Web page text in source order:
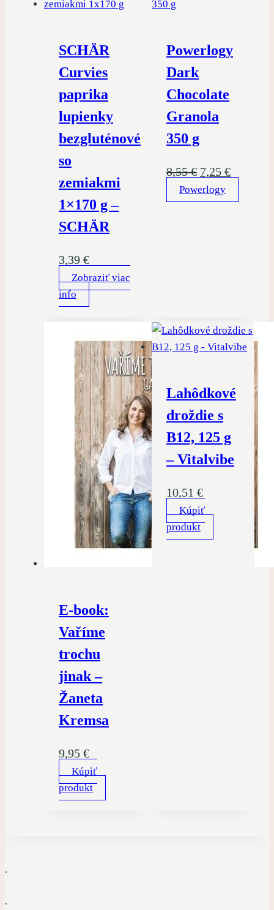
SCHÄR
Curvies
paprika
lupienky
bezgluténové
so
zemiakmi
1×170 g –
SCHÄR
3,39 €
Zobraziť viac
info
Powerlogy
Dark
Chocolate
Granola
350 g
8,55€ Pôvodná
cena
7,25 €
Powerlogy
E-book:
Vaříme
trochu
jinak –
Žaneta
Kremsa
9,95 €
Kúpiť
produkt
Lahôdkové
droždie s
B12, 125 g
– Vitalvibe
10,51 €
Kúpiť
produkt
.
.